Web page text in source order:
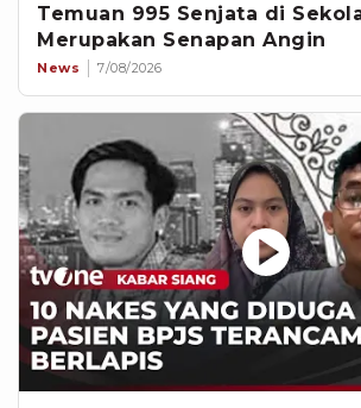
Temuan 995 Senjata di
Merupakan Senapan Angin
News 7/08/2026